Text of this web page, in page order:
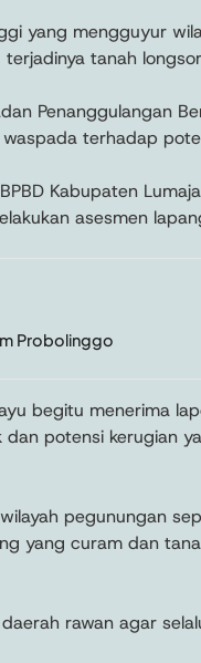
yang mengguyur
terjadinya tanah
Penanggulangan
terhadap
Kabupaten
asesmen
Probolinggo
begitu menerima
potensi kerugian
pegunungan
yang curam dan
rawan agar